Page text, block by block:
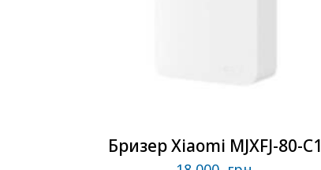
Бризер Xiaomi MJXFJ-80-С1